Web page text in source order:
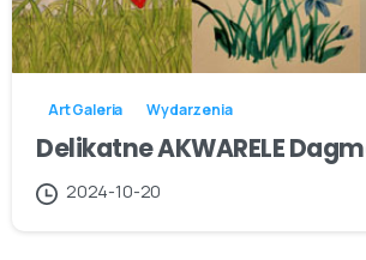
Art Galeria Wydarzenia
Delikatne AKWARELE
2024-10-20